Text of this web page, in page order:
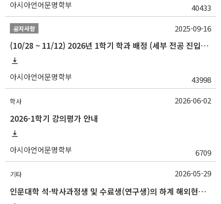
아시아언어문명학부 40433
공지사항
(10/28 ~ 11/12) 2026년 1학기 학과 배정 (세부 전공 진입) 안내
아시아언어문명학부 43998
2025-09-16
학사
2026-1학기 강의평가 안내
아시아언어문명학부 6709
2026-06-02
기타
인문대학 석·박사과정생 및 수료생(연구생)의 하계 해외현지조사 경비 지원 안내
2026-05-29